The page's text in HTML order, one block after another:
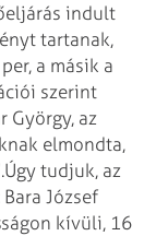
indult
tartanak,
a másik a
szerint
György, az
elmondta,
Úgy tudjuk, az
József
kívüli, 16